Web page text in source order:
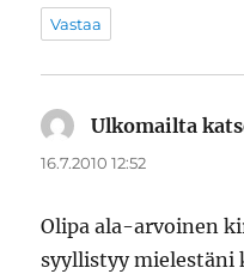
Vastaa
Ulkomailta
16.7.2010 12:52
Olipa ala-arvoinen
syyllistyy mielestäni